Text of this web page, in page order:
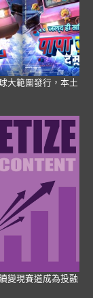
大範圍發行，本土
變現賽道成為投融